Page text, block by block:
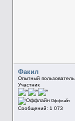
Факил
Опытный пользователь
Участник
Оффлайн
Сообщений: 1 073